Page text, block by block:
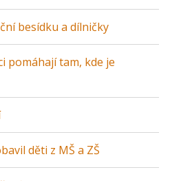
besídku a dílničky
pomáhají tam, kde je
děti z MŠ a ZŠ